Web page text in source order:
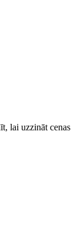
lai uzzināt cenas